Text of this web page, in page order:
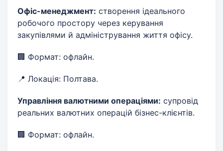
Офіс-менеджмент: створення ідеального
робочого простору через керування
закупівлями й адміністрування життя офісу.
🏢 Формат: офлайн.
📍 Локація: Полтава.
Управління валютними операціями: супровід
реальних валютних операцій бізнес-клієнтів.
🏢 Формат: офлайн.